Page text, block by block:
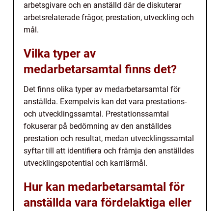
arbetsgivare och en anställd där de diskuterar
arbetsrelaterade frågor, prestation, utveckling och
mål.
Vilka typer av
medarbetarsamtal finns det?
Det finns olika typer av medarbetarsamtal för
anställda. Exempelvis kan det vara prestations-
och utvecklingssamtal. Prestationssamtal
fokuserar på bedömning av den anställdes
prestation och resultat, medan utvecklingssamtal
syftar till att identifiera och främja den anställdes
utvecklingspotential och karriärmål.
Hur kan medarbetarsamtal för
anställda vara fördelaktiga eller